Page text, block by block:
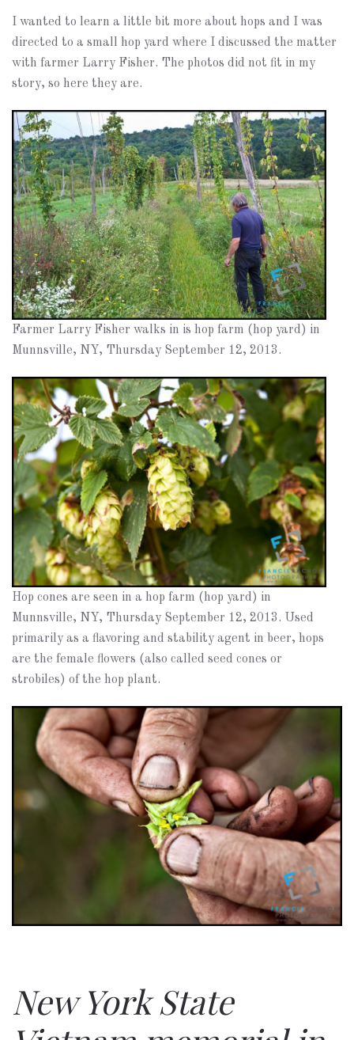
I wanted to learn a little bit more about hops and I was
directed to a small hop yard where I discussed the matter
with farmer Larry Fisher. The photos did not fit in my
story, so here they are.
Farmer Larry Fisher walks in is hop farm (hop yard) in
Munnsville, NY, Thursday September 12, 2013.
Hop cones are seen in a hop farm (hop yard) in
Munnsville, NY, Thursday September 12, 2013. Used
primarily as a flavoring and stability agent in beer, hops
are the female flowers (also called seed cones or
strobiles) of the hop plant.
New York State